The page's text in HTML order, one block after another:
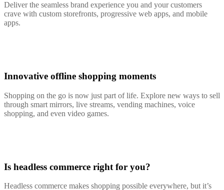
Deliver the seamless brand experience you and your customers
crave with custom storefronts, progressive web apps, and mobile
apps.
Innovative offline shopping moments
Shopping on the go is now just part of life. Explore new ways to sell
through smart mirrors, live streams, vending machines, voice
shopping, and even video games.
Is headless commerce right for you?
Headless commerce makes shopping possible everywhere, but it’s